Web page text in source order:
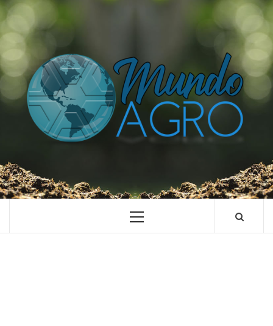
O UNIVERSO AGRÍCOLA DE UM JEITO MUITO MAIS
SIMPLES E DIVERTIDO.